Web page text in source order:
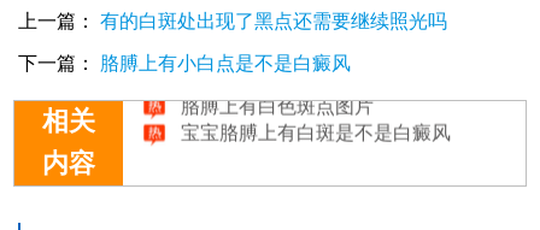
上一篇： 有的白斑处出现了黑点还需要继续照光吗
下一篇： 胳膊上有小白点是不是白癜风
相关
内容
女性胳膊上有小白点怎么办呢
宝宝胳膊上有块白斑咋回事
宝宝胳膊上有白斑是不是白癜风